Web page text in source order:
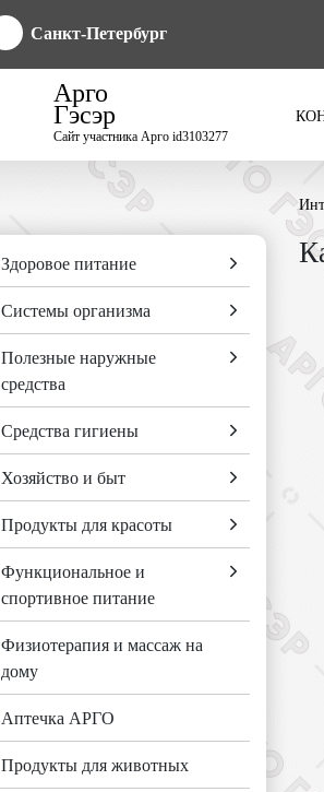
Санкт-Петербург
Арго
Гэсэр
Сайт участника Арго id3103277
Здоровое питание
Системы организма
Полезные наружные
средства
Средства гигиены
Хозяйство и быт
Продукты для красоты
Функциональное и
спортивное питание
Физиотерапия и массаж на
дому
Аптечка АРГО
Продукты для животных